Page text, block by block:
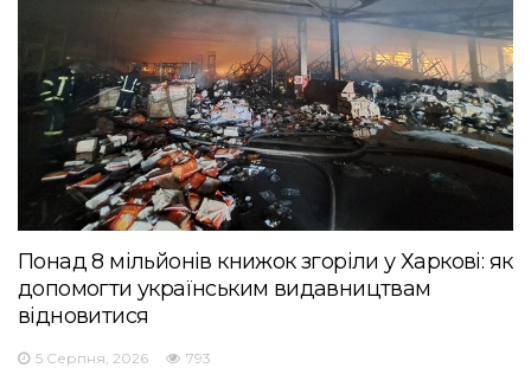
Понад 8 мільйонів книжок згоріли у Харкові: як
допомогти українським видавництвам
відновитися
5 Серпня, 2026 793